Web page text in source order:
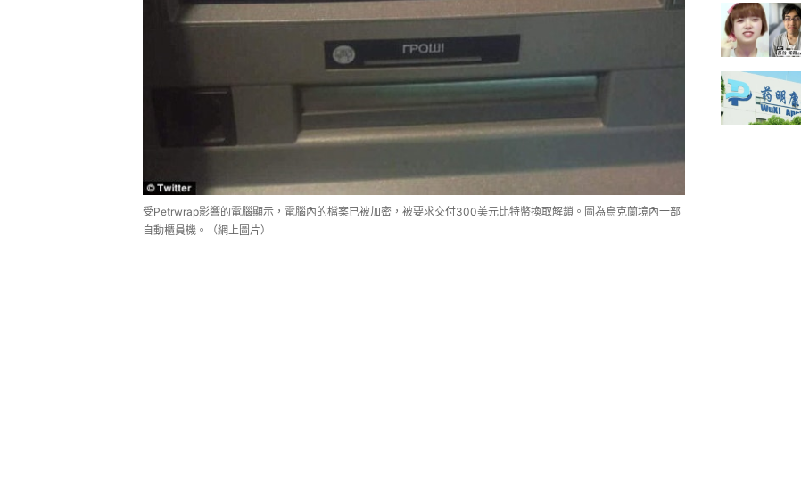
受Petrwrap影響的電腦顯示，電腦內的檔案已被加密，被要求交付300美元比特幣換取解鎖。圖為烏克蘭境內一部
自動櫃員機。（網上圖片）